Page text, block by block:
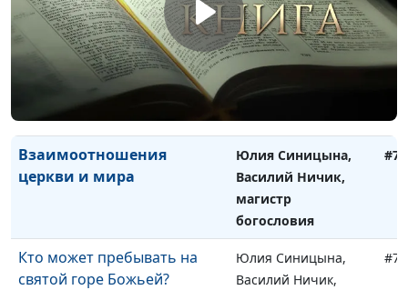
Василий Ничик,
магистр богословия
Сладкая и горькая книга
Юлия Синицына,
Василий Ничик,
магистр богословия
Взаимоотношения
церкви и мира
Юлия Синицына,
Василий Ничик,
магистр
богословия
Кто может пребывать на
святой горе Божьей?
Юлия Синицына,
Василий Ничик,